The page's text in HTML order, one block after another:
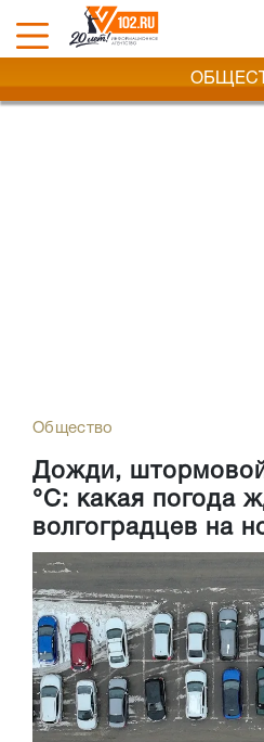
Общество
Дожди, штормовой
°С: какая погода
волгоградцев на